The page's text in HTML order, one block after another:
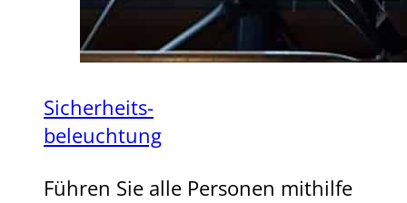
Sicherheits-
beleuchtung
Führen Sie alle Personen mithilfe